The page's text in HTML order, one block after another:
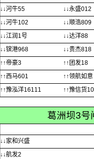
↓↓河牛55 ↓↓永盛012
↓↓河牛102 ↓↓顺浩809
↓↓江润1号 ↓↓达洋88
↓↓镔港968 ↓↓贵杰818
↑↑帝豪3 ↑↑团发18
↑↑西马601 ↑↑领航如意
↑↑豫泓洋16111 ↑↑豫信货
葛洲坝3号
↓↓家和兴盛
↓↓航发2